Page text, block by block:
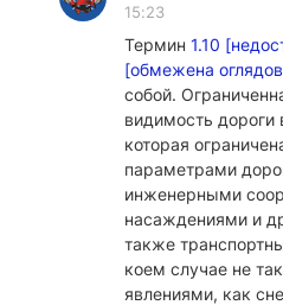
15:23
Термин 1.10
[обмежена
собой.
видимость дороги
которая
параметрами
инженерными
насаждениями и
также
коем случае не
явлениями, как